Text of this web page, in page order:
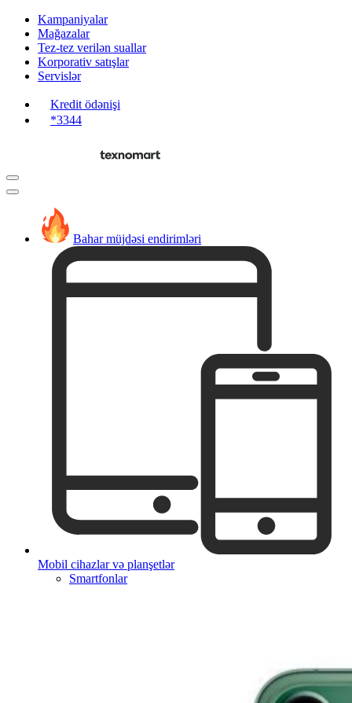
Kampaniyalar
Mağazalar
Tez-tez verilən suallar
Korporativ satışlar
Servislər
Kredit ödənişi
*3344
Bahar müjdəsi endirimləri
Mobil cihazlar və planşetlər
Smartfonlar